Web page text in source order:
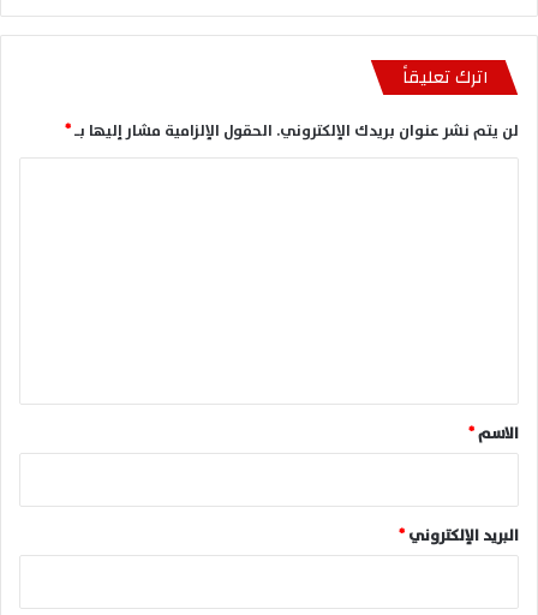
اترك تعليقاً
لن يتم نشر عنوان بريدك الإلكتروني. الحقول الإلزامية مشار إليها بـ*
*
الاسم*
البريد الإلكتروني*